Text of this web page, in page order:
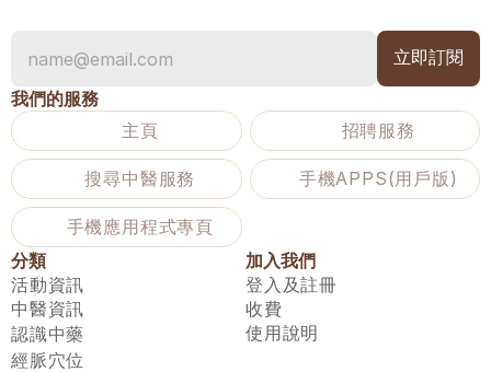
我們的服務
主頁
招聘服務
搜尋中醫服務 手機APPS(用戶版)
手機應用程式專頁
分類
活動資訊
中醫資訊
認識中藥
經脈穴位
加入我們
登入及註冊
收費
使用說明